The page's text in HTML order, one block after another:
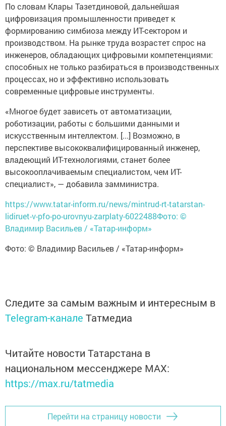
По словам Клары Тазетдиновой, дальнейшая
цифровизация промышленности приведет к
формированию симбиоза между ИТ-сектором и
производством. На рынке труда возрастет спрос на
инженеров, обладающих цифровыми компетенциями:
способных не только разбираться в производственных
процессах, но и эффективно использовать
современные цифровые инструменты.
«Многое будет зависеть от автоматизации,
роботизации, работы с большими данными и
искусственным интеллектом. [...] Возможно, в
перспективе высококвалифицированный инженер,
владеющий ИТ-технологиями, станет более
высокооплачиваемым специалистом, чем ИТ-
специалист», — добавила замминистра.
https://www.tatar-inform.ru/news/mintrud-rt-tatarstan-
lidiruet-v-pfo-po-urovnyu-zarplaty-6022488Фото: ©
Владимир Васильев / «Татар-информ»
Фото: © Владимир Васильев / «Татар-информ»
Следите за самым важным и интересным в
Telegram-канале Татмедиа
Читайте новости Татарстана в
национальном мессенджере MАХ:
https://max.ru/tatmedia
Перейти на страницу новости